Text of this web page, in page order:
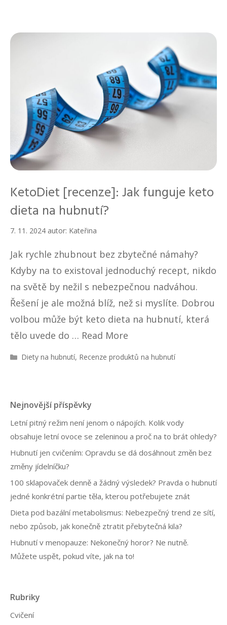
i
KetoDiet [recenze]: Jak funguje keto
dieta na hubnutí?
7. 11. 2024 autor: Kateřina
Jak rychle zhubnout bez zbytečné námahy?
Kdyby na to existoval jednoduchý recept, nikdo
na světě by nežil s nebezpečnou nadváhou.
Řešení je ale možná blíž, než si myslíte. Dobrou
volbou může být keto dieta na hubnutí, která
tělo uvede do … Read More
R
k
y
Diety na hubnutí, Recenze produktů na hubnutí
Nejnovější příspěvky
Letní pitný režim není jenom o nápojích. Kolik vody
obsahuje letní ovoce se zeleninou a proč na to brát ohledy?
Hubnutí jen cvičením: Opravdu se dá dosáhnout změn bez
změny jídelníčku?
100 sklapovaček denně a žádný výsledek? Pravda o hubnutí
jedné konkrétní partie těla, kterou potřebujete znát
Dieta pod bazální metabolismus: Nebezpečný trend ze sítí,
nebo způsob, jak konečně ztratit přebytečná kila?
Hubnutí v menopauze: Nekonečný horor? Ne nutně.
Můžete uspět, pokud víte, jak na to!
Rubriky
Cvičení